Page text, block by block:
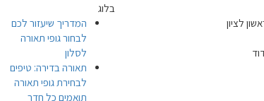
בלוג
המדריך שיעזור לכם
לבחור גופי תאורה
לסלון
תאורה בדירה: טיפים
לבחירת גופי תאורה
תואמים כל חדר